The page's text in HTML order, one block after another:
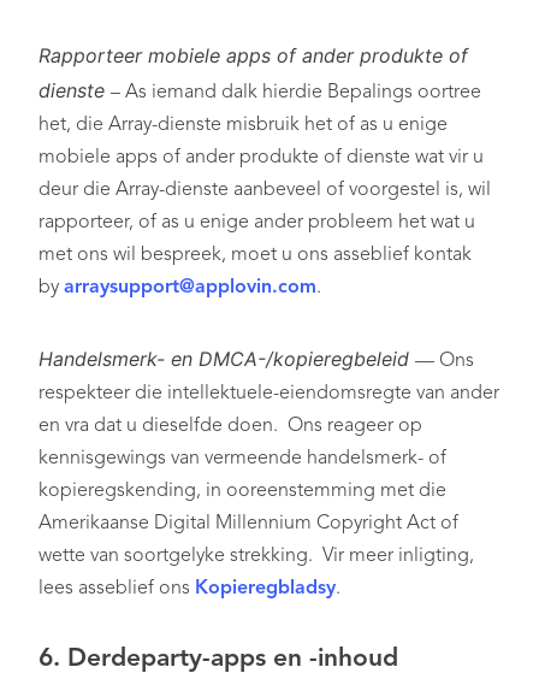
Rapporteer mobiele apps of ander produkte of
dienste – As iemand dalk hierdie Bepalings oortree
het, die Array-dienste misbruik het of as u enige
mobiele apps of ander produkte of dienste wat vir u
deur die Array-dienste aanbeveel of voorgestel is, wil
rapporteer, of as u enige ander probleem het wat u
met ons wil bespreek, moet u ons asseblief kontak
by arraysupport@applovin.com.
Handelsmerk- en DMCA-/kopieregbeleid — Ons
respekteer die intellektuele-eiendomsregte van ander
en vra dat u dieselfde doen. Ons reageer op
kennisgewings van vermeende handelsmerk- of
kopieregskending, in ooreenstemming met die
Amerikaanse Digital Millennium Copyright Act of
wette van soortgelyke strekking. Vir meer inligting,
lees asseblief ons Kopieregbladsy.
6. Derdeparty-apps en -inhoud